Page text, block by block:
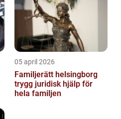
05 april 2026
Familjerätt helsingborg
trygg juridisk hjälp för
hela familjen